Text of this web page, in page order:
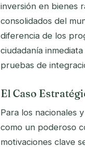
inversión en bienes
consolidados del
diferencia de los
ciudadanía
pruebas de
El Caso
Para los nacionales
como un poderoso
motivaciones clave